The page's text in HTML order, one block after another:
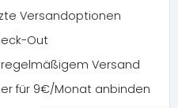
Versandoptionen
Out
Versand
für 9€/Monat anbinden